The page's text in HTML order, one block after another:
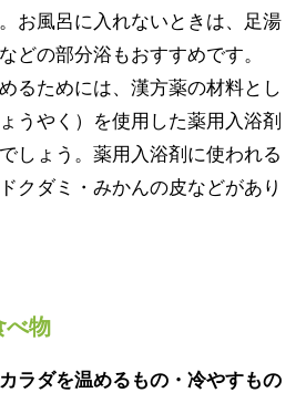
お風呂に入れないときは、足湯
どの部分浴もおすすめです。
るためには、漢方薬の材料とし
うやく）を使用した薬用入浴剤
しょう。薬用入浴剤に使われる
クダミ・みかんの皮などがあり
べ物
ラダを温めるもの・冷やすもの